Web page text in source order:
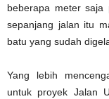
beberapa meter saja
sepanjang jalan itu
batu yang sudah
Yang lebih
untuk proyek Jalan